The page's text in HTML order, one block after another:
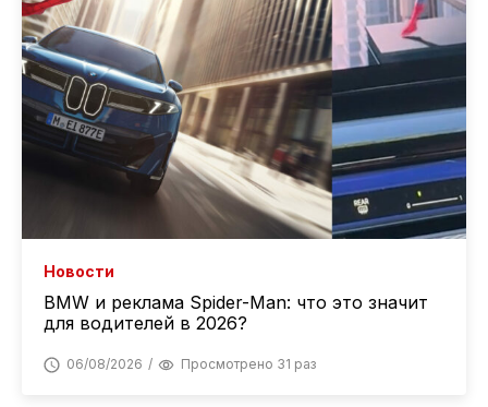
Новости
BMW и реклама Spider-Man: что это значит
для водителей в 2026?
06/08/2026 Просмотрено 31 раз